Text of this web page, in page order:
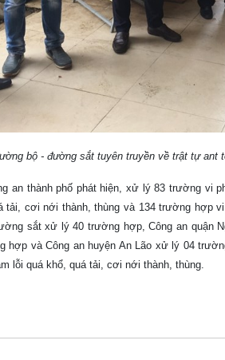
bộ - đường sắt tuyên truyền về trật tự ant
an thành phố phát hiện, xử lý 83 trường vi
tải, cơi nới thành, thùng và 134 trường hợp
sắt xử lý 40 trường hợp, Công an quận
và Công an huyện An Lão xử lý 04
lỗi quá khổ, quá tải, cơi nới thành, thùng.